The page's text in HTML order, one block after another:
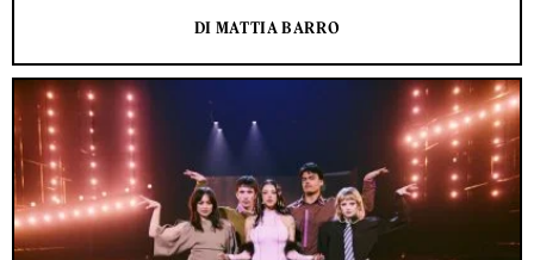
DI MATTIA BARRO